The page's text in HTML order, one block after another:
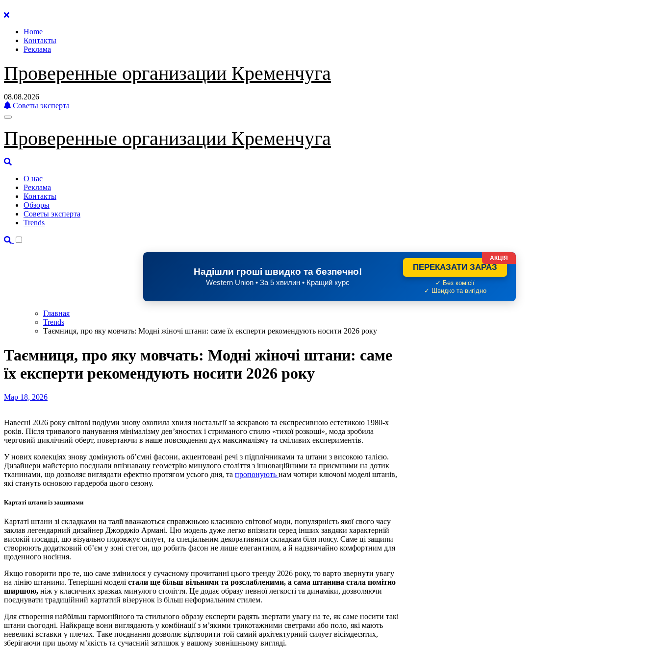
Перейти
содержанию
Home
Контакты
Реклама
Проверенные организации Кременчуга
08.08.2026
Советы эксперта
Проверенные организации Кременчуга
О нас
Реклама
Контакты
Обзоры
Советы эксперта
Trends
Надішли гроші швидко та безпечно!
Western Union • За 5 хвилин • Кращий курс
ПЕРЕКАЗАТИ ЗАРАЗ
✓ Без комісії
✓ Швидко та вигідно
АКЦІЯ
Главная
Trends
Таємниця, про яку мовчать: Модні жіночі штани: саме їх експерти рекомендують носити 2026 року
Таємниця, про яку мовчать: Модні жіночі штани: саме
їх експерти рекомендують носити 2026 року
Мар 18, 2026
Навесні 2026 року світові подіуми знову охопила хвиля ностальгії за яскравою та експресивною естетикою 1980-х
років. Після тривалого панування мінімалізму дев’яностих і стриманого стилю «тихої розкоші», мода зробила
черговий циклічний оберт, повертаючи в наше повсякдення дух максималізму та сміливих експериментів.
У нових колекціях знову домінують об’ємні фасони, акцентовані речі з підплічниками та штани з високою талією.
Дизайнери майстерно поєднали впізнавану геометрію минулого століття з інноваційними та приємними на дотик
тканинами, що дозволяє виглядати ефектно протягом усього дня, та пропонують нам чотири ключові моделі штанів,
які стануть основою гардероба цього сезону.
Картаті штани із защипами
Картаті штани зі складками на талії вважаються справжньою класикою світової моди, популярність якої свого часу
заклав легендарний дизайнер Джорджіо Армані. Цю модель дуже легко впізнати серед інших завдяки характерній
високій посадці, що візуально подовжує силует, та спеціальним декоративним складкам біля поясу. Саме ці защипи
створюють додатковий об’єм у зоні стегон, що робить фасон не лише елегантним, а й надзвичайно комфортним для
щоденного носіння.
Якщо говорити про те, що саме змінилося у сучасному прочитанні цього тренду 2026 року, то варто звернути увагу
на лінію штанини. Теперішні моделі стали ще більш вільними та розслабленими, а сама штанина стала помітно
ширшою, ніж у класичних зразках минулого століття. Це додає образу певної легкості та динаміки, дозволяючи
поєднувати традиційний картатий візерунок із більш неформальним стилем.
Для створення найбільш гармонійного та стильного образу експерти радять звертати увагу на те, як саме носити такі
штани сьогодні. Найкраще вони виглядають у комбінації з м’якими трикотажними светрами або поло, які мають
невеликі вставки у плечах. Таке поєднання дозволяє відтворити той самий архітектурний силует вісімдесятих,
зберігаючи при цьому м’якість та сучасний затишок у вашому зовнішньому вигляді.